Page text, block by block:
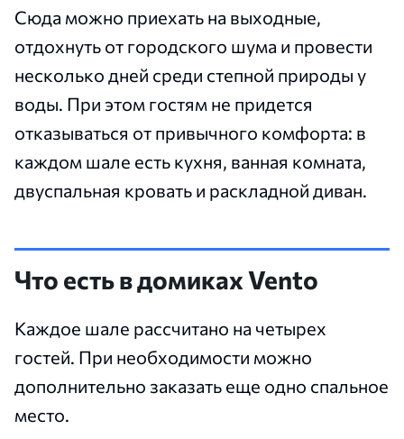
Сюда можно приехать на выходные,
отдохнуть от городского шума и провести
несколько дней среди степной природы у
воды. При этом гостям не придется
отказываться от привычного комфорта: в
каждом шале есть кухня, ванная комната,
двуспальная кровать и раскладной диван.
Что есть в домиках Vento
Каждое шале рассчитано на четырех
гостей. При необходимости можно
дополнительно заказать еще одно спальное
место.